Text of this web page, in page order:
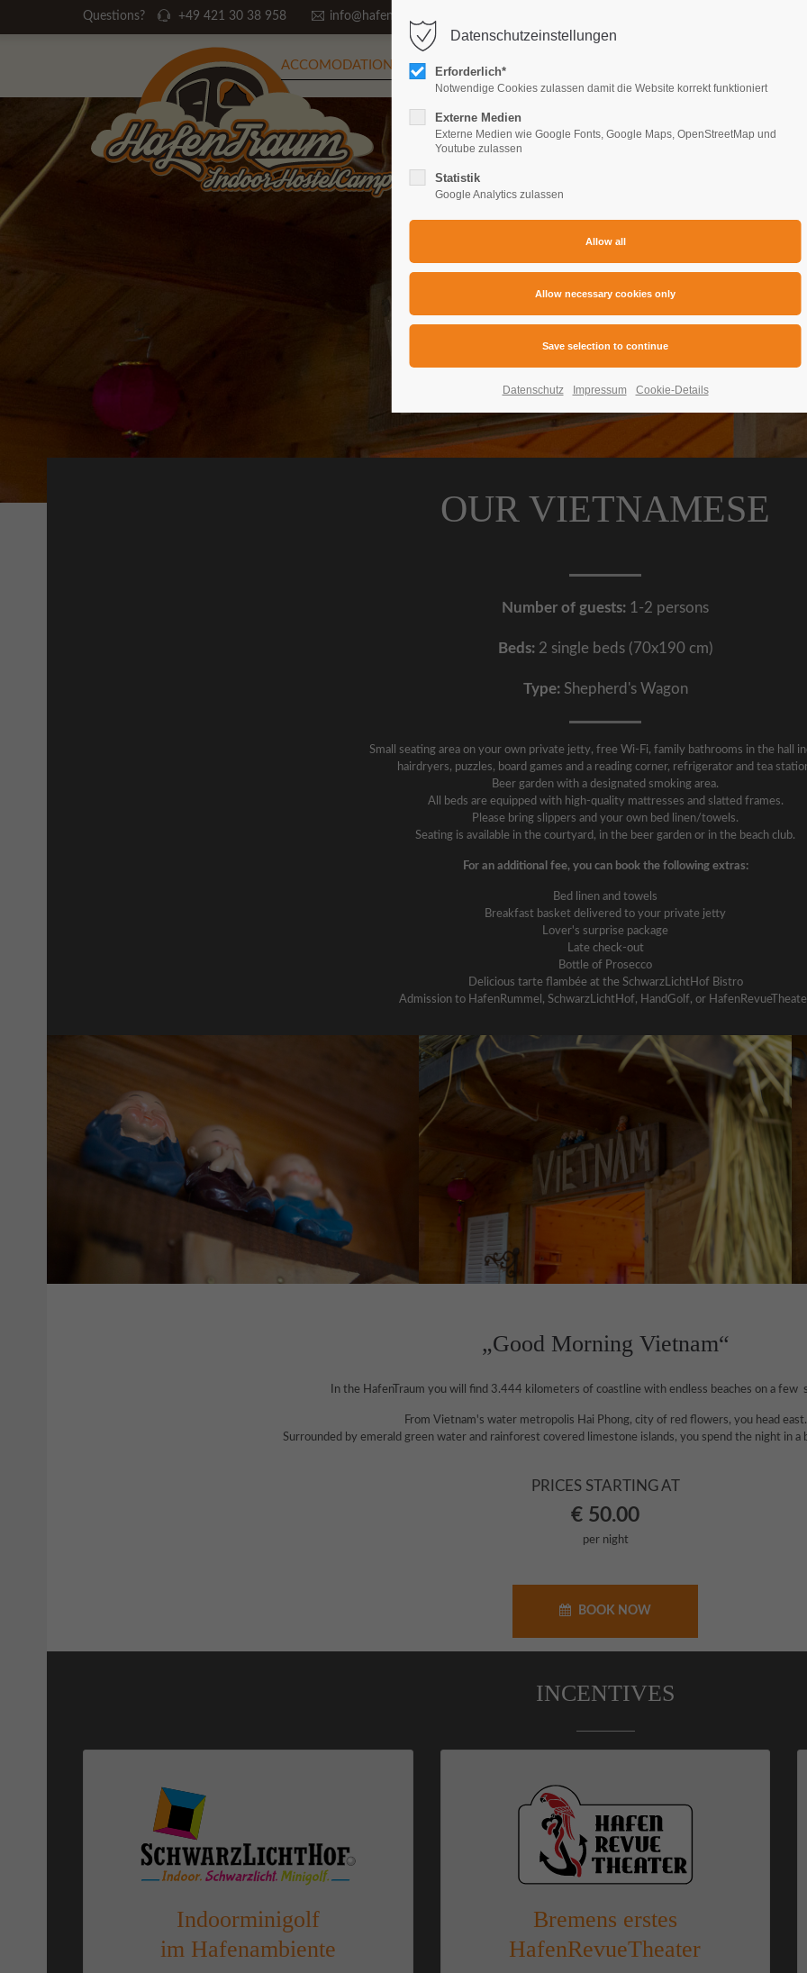
Support
Lorem ipsum dolor sit amet:
24h/ 365days
We offer support for our customers
Cybersteel Inc.
San Francisco, CA 94102
Questions? +49 421 30 38 958 info@hafentraum.de
ACCOMODATIONS GASTRONOMY
OUR VIETNAMESE
Number of guests: 1-2 persons
Beds:2 single beds (70x190 cm)
Type: Shepherd's Wagon
Small seating area on your own private jetty, free Wi-Fi, family bathrooms in the hall
hairdryers, puzzles, board games and a reading corner, refrigerator and tea
Beer garden with a designated smoking area.
All beds are equipped with high-quality mattresses and slatted frames.
Please bring slippers and your own bed linen/towels.
Seating is available in the courtyard, in the beer garden or in the beach club.
For an additional fee, you can book the following extras:
Bed linen and towels
Breakfast basket delivered to your private jetty
Lover's surprise package
Late check-out
Bottle of Prosecco
Delicious tarte flambée at the SchwarzLichtHof Bistro
Admission to HafenRummel, SchwarzLichtHof, HandGolf, or
„Good Morning Vietnam“
In the HafenTraum you will find 3.444 kilometers of coastline with endless beaches on a few
From Vietnam's water metropolis Hai Phong, city of red flowers, you head east.
Surrounded by emerald green water and rainforest covered limestone islands, you spend the night in a
PRICES STARTING AT
€ 50.00
per night
BOOK NOW
INCENTIVES
Indoorminigolf
im Hafenambiente
Bremens erstes
HafenRevueTheater
Datenschutzeinstellungen
Erforderlich*
Notwendige Cookies zulassen damit die Website korrekt funktioniert
Externe Medien
Externe Medien wie Google Fonts, Google Maps, OpenStreetMap und
Youtube zulassen
Statistik
Google Analytics zulassen
Datenschutz Impressum Cookie-Details